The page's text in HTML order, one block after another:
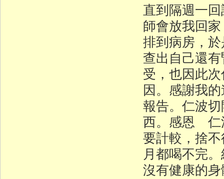
直到隔週一
師會放我回
排到病房，
查出自己還
受，也因此
因。感謝我
報告。仁波
西。感恩 仁
要計較，捨
月都喝不完
沒有健康的